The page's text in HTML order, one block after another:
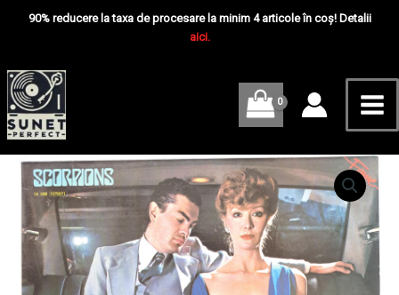
90% reducere la taxa de procesare la minim 4 articole în coș! Detalii
aici.
Cantitate
Scorpions
Lovedrive
VINIL
LP
Disc